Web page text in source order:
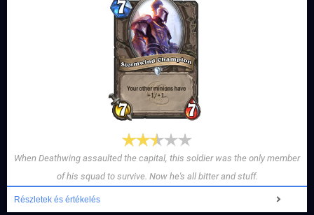
When Deathwing assaulted the capital, this soldier was the only member
of his squad to survive. Now he's all bitter and stuff.
Részletek és értékelés